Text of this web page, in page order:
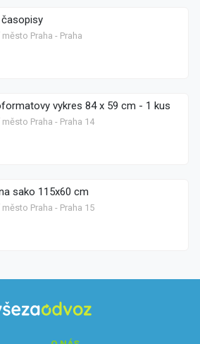
časopisy
město Praha - Praha
vykres 84 x 59 cm - 1 kus
město Praha - Praha 14
sako 115x60 cm
město Praha - Praha 15